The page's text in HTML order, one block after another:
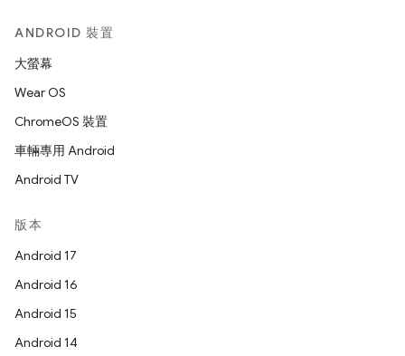
ANDROID 裝置
大螢幕
Wear OS
ChromeOS 裝置
車輛專用 Android
Android TV
版本
Android 17
Android 16
Android 15
Android 14